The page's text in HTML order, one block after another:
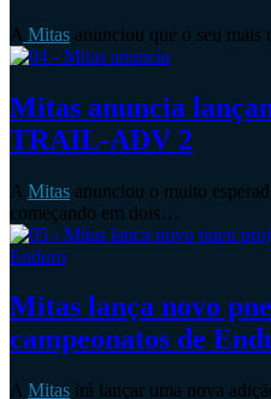
A Mitas anunciou que o seu
Mitas anuncia
TRAIL-ADV 2
A Mitas anunciou o muito
começando em dois…
Mitas lança novo
campeonatos de
A Mitas irá lançar uma nova